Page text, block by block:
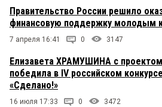
Правительство России решило
финансовую поддержку молодым
7 апреля 16:41 0 3147
Елизавета ХРАМУШИНА с проектом
победила в IV российском
«Сделано!»
16 июля 17:33 0 3472